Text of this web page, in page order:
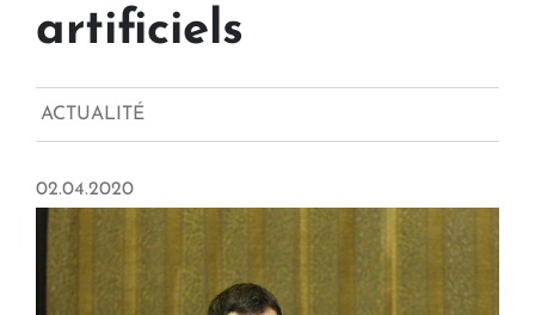
artificiels
ACTUALITÉ
02.04.2020